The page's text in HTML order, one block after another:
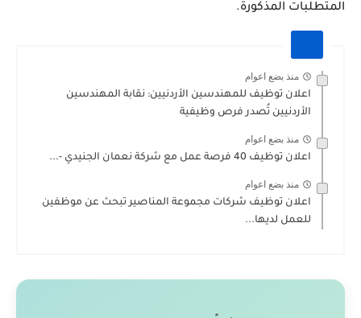
المتطلبات المذكورة.
منذ بضع اعوام
اعلان توظيف للمهندسين الأردنيين: نقابة المهندسين
الأردنيين تُصدر فرص وظيفية
منذ بضع اعوام
اعلان توظيف 40 فرصة عمل مع شركة نعمان الجنيدي -...
منذ بضع اعوام
اعلان توظيف شركات مجموعة المناصير تبحث عن موظفين
للعمل لديها...